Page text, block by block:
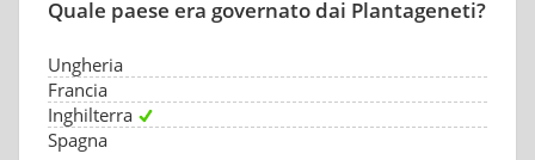
Quale paese era governato dai Plantageneti?
Ungheria
Francia
Inghilterra
Spagna